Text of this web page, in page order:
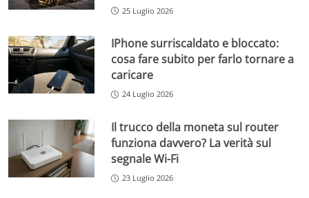
25 Luglio 2026
IPhone surriscaldato e bloccato:
cosa fare subito per farlo tornare a
caricare
24 Luglio 2026
Il trucco della moneta sul router
funziona davvero? La verità sul
segnale Wi-Fi
23 Luglio 2026